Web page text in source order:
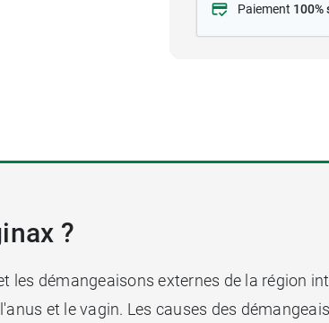
Paiement 100%
?
les démangeaisons externes de la région
et le vagin. Les causes des